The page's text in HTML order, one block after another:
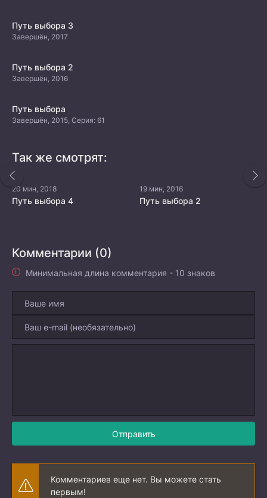
Путь выбора 3
Завершён, 2017
Путь выбора 2
Завершён, 2016
Путь выбора
Завершён, 2015, Серия: 61
Так же смотрят:
20 мин, 2018
Путь выбора 4
19 мин, 2016
Путь выбора 2
Комментарии (0)
Минимальная длина комментария - 10 знаков
Отправить
Комментариев еще нет. Вы можете стать
первым!